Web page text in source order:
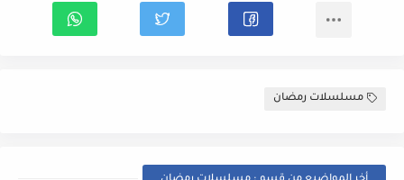
مسلسلات رمضان